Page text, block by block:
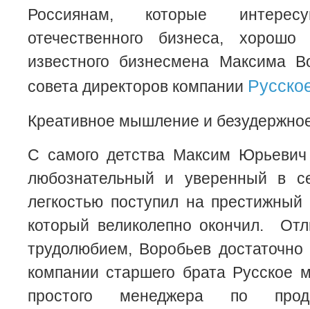
Россиянам, которые
отечественного бизнеса, хорошо
известного бизнесмена Максима
совета директоров компании
Креативное мышление и
С самого детства Максим Юрьевич
любознательный и уверенный в
легкостью поступил на
который великолепно окончил.
трудолюбием, Воробьев
компании старшего брата Русское
простого менеджера по